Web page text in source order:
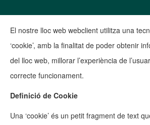
El nostre lloc web webclient utilitza una
‘cookie’, amb la finalitat de poder obtenir
del lloc web, millorar l’experiència de
correcte funcionament.
Definició de Cookie
Una ‘cookie’ és un petit fragment de text